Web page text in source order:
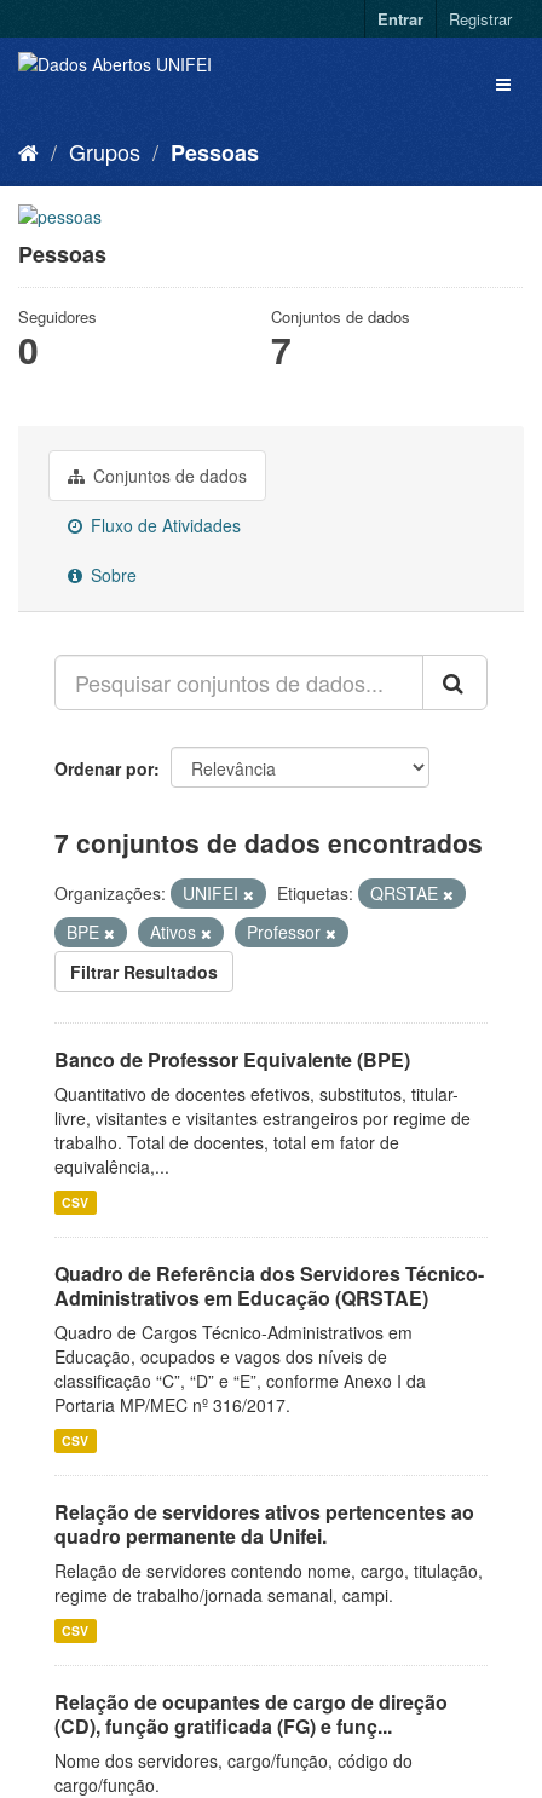
Entrar Registrar
Grupos Pessoas
Pessoas
Seguidores
0
Conjuntos de dados
7
Conjuntos de dados
Fluxo de Atividades
Sobre
Ordenar por
7 conjuntos de dados encontrados
Organizações: UNIFEI Etiquetas:
QRSTAE
BPE
Ativos
Professor
Filtrar Resultados
Banco de Professor Equivalente (BPE)
Quantitativo de docentes efetivos, substitutos, titular-
livre, visitantes e visitantes estrangeiros por regime de
trabalho. Total de docentes, total em fator de
equivalência,...
CSV
Quadro de Referência dos Servidores Técnico-
Administrativos em Educação (QRSTAE)
Quadro de Cargos Técnico-Administrativos em
Educação, ocupados e vagos dos níveis de
classificação “C”, “D” e “E”, conforme Anexo I da
Portaria MP/MEC nº 316/2017.
CSV
Relação de servidores ativos pertencentes ao
quadro permanente da Unifei.
Relação de servidores contendo nome, cargo, titulação,
regime de trabalho/jornada semanal, campi.
CSV
Relação de ocupantes de cargo de direção
(CD), função gratificada (FG) e funç...
Nome dos servidores, cargo/função, código do
cargo/função.